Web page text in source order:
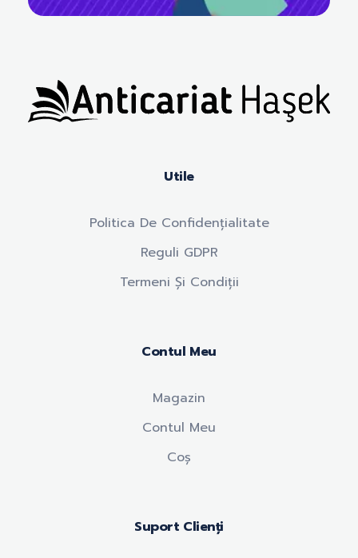
Utile
Politica De Confidențialitate
Reguli GDPR
Termeni Și Condiții
Contul Meu
Magazin
Contul Meu
Coș
Suport Clienți